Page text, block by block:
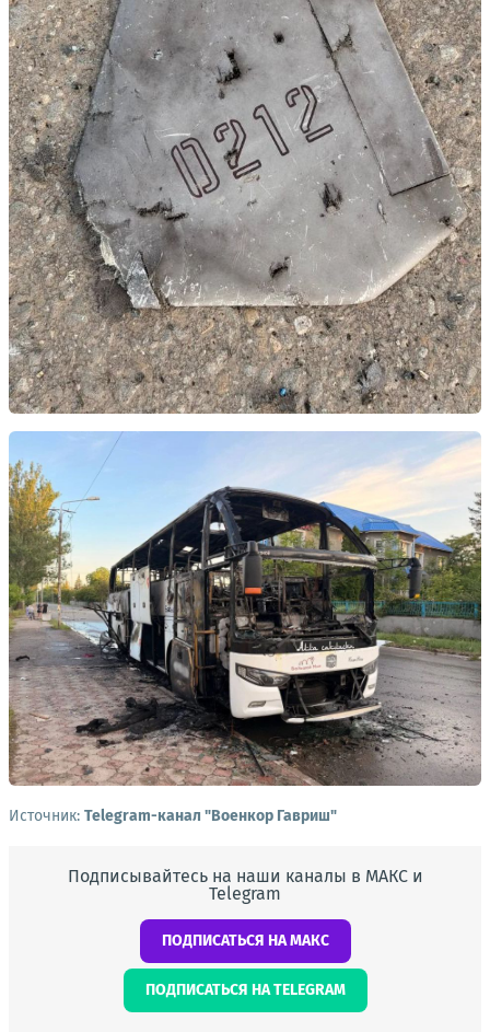
Источник: Telegram-канал "Военкор Гавриш"
Подписывайтесь на наши каналы в МАКС и
Telegram
ПОДПИСАТЬСЯ НА МАКС
ПОДПИСАТЬСЯ НА TELEGRAM